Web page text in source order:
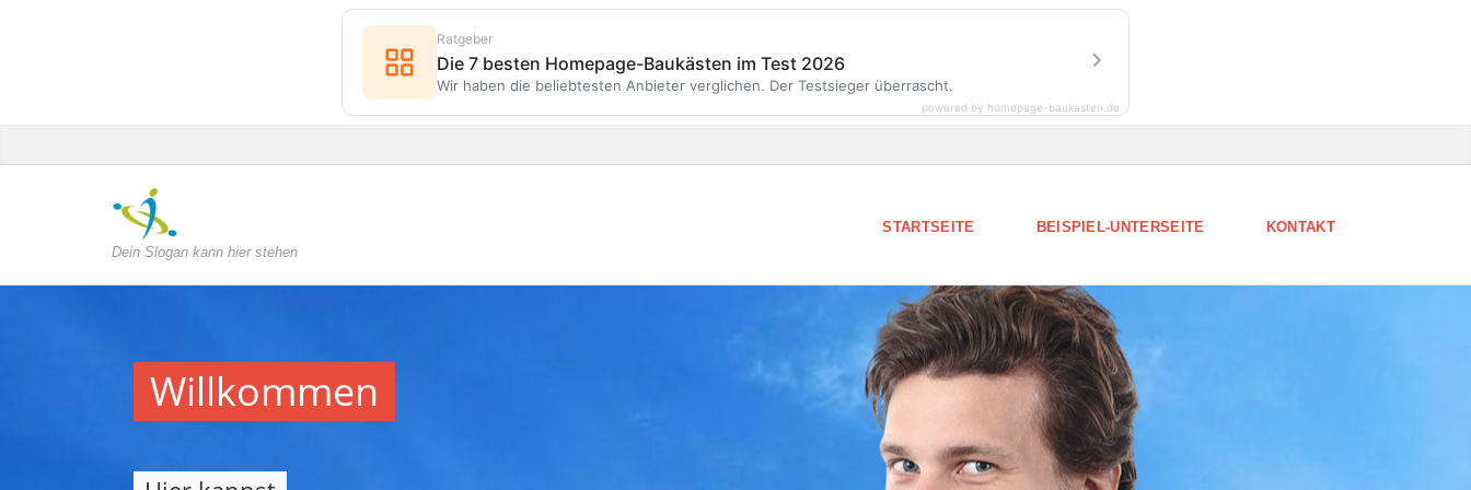
Dein Slogan kann hier stehen
STARTSEITE BEISPIEL-UNTERSEITE KONTAKT
Willkommen
Ratgeber
Die 7 besten Homepage-Baukästen im Test 2026
Wir haben die beliebtesten Anbieter verglichen. Der Testsieger überrascht.
powered by homepage-baukasten.de